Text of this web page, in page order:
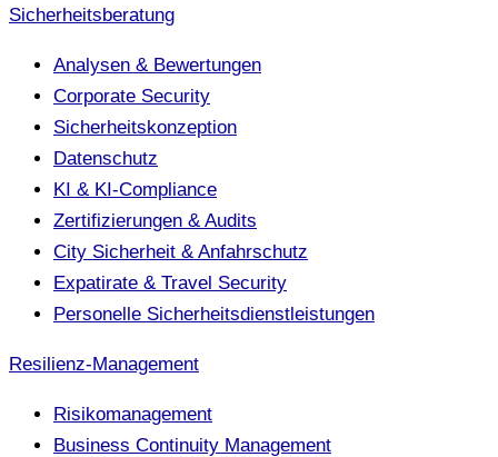
Sicherheitsberatung
Analysen & Bewertungen
Corporate Security
Sicherheitskonzeption
Datenschutz
KI & KI-Compliance
Zertifizierungen & Audits
City Sicherheit & Anfahrschutz
Expatirate & Travel Security
Personelle Sicherheitsdienstleistungen
Resilienz-Management
Risikomanagement
Business Continuity Management